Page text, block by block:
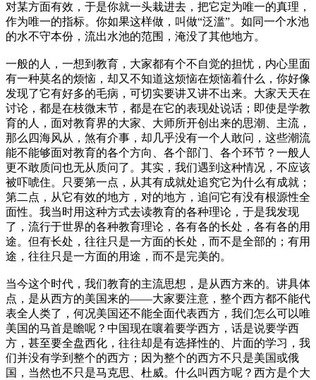
对某方面有效，于是你就一头栽进去，把它定为唯一的真理，
作为唯一的指标。你如果这样做，叫做“泛滥”。如同一个水池
的水不守本份，流出水池的范围，淹没了其他地方。
一般的人，一想到教育，大家都有个不自觉的担忧，内心里面
有一种莫名的烦恼，却又不知道这烦恼在烦恼着什么，你好像
发现了它有好多的毛病，可切实要讲又讲不出来。大家天天在
讨论，都是在枝微末节，都是在它的表现处说话；即使是学教
育的人，面对教育界的大家、大师所开创出来的思潮、主流，
那么四海风从，煞有介事，却几乎没有一个人敢问，这些潮流
能不能够面对教育的各个方向、各个部门、各个环节？一般人
更不敢质问也无从质问了。其实，我们遇到这种情况，不应该
被吓唬住。只要第一点，从其有成就处追究它为什么有成就；
第二点，从它有效的地方，对的地方，追问它有没有根源性全
面性。我当时用这种方式去读教育的各种理论，于是我发现
了，流行于世界的各种教育理论，各有各的长处，各有各的用
途。但有长处，往往只是一方面的长处，而不是全部的；有用
途，往往只是一方面的用途，而不是完美的。
当今这个时代，我们教育的主流思想，是从西方来的。讲具体
点，是从西方的美国来的——大家要注意，整个西方都不能代
表全人类了，何况美国还不能全面代表西方，我们怎么可以唯
美国的马首是瞻呢？中国现在嚷着要学西方，话是说要学西
方，甚至要全盘西化，往往却是有选择性的、片面的学习，我
们并没有学到整个的西方；因为整个的西方不只是美国或俄
国，当然也不只是马克思、杜威。什么叫西方呢？西方是个大